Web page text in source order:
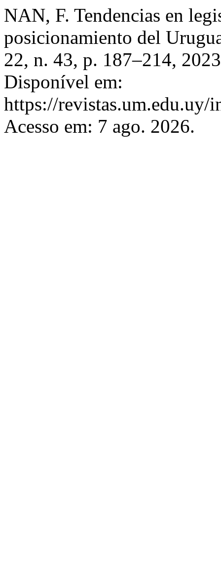
NAN, F. Tendencias en
posicionamiento del
22, n. 43, p. 187–214,
Disponível em:
https://revistas.um.edu.uy/
Acesso em: 7 ago. 2026.